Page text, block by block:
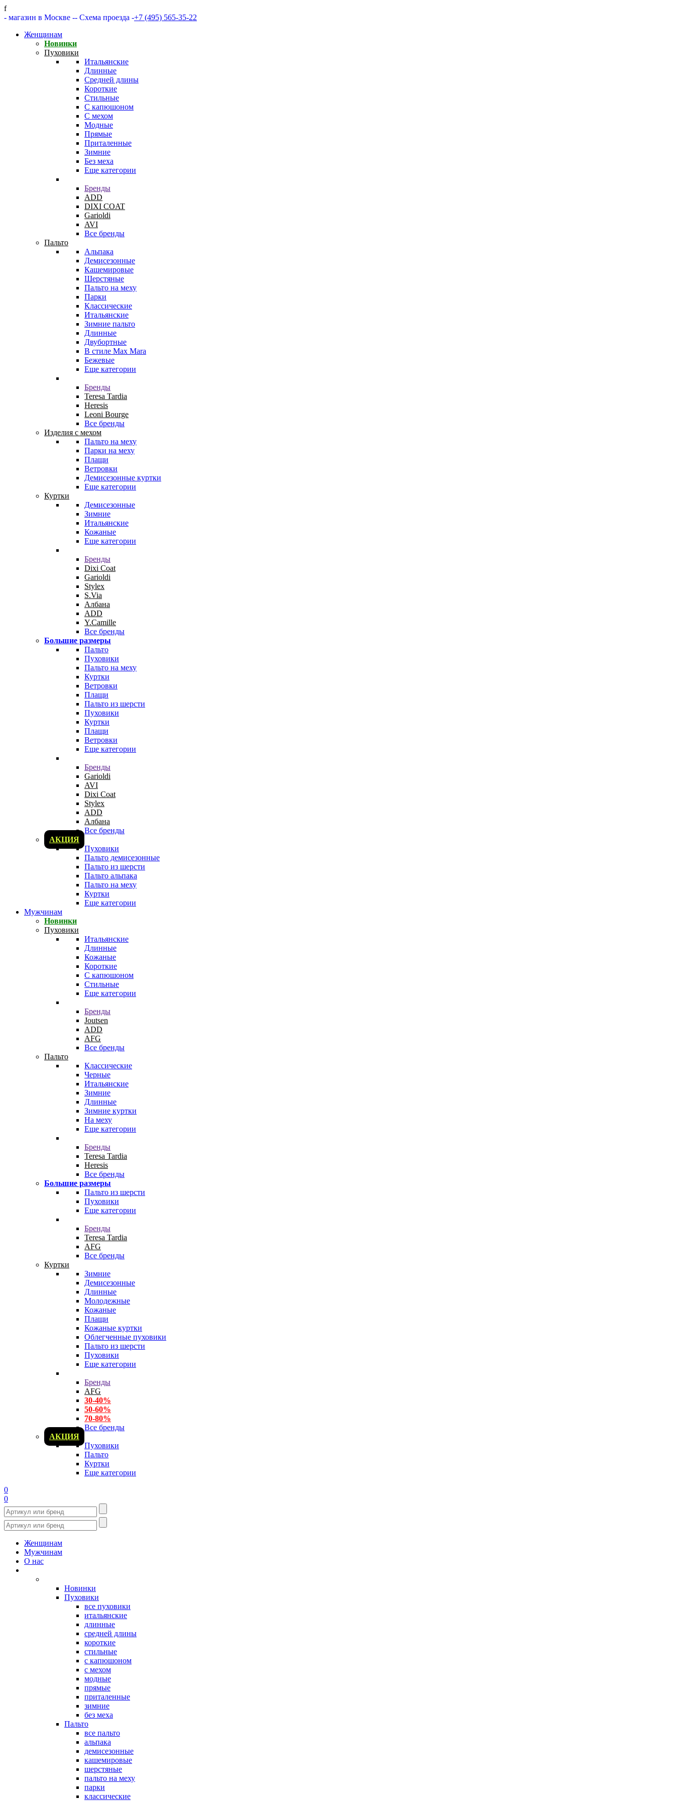
f
- магазин в Москве -- Схема проезда -+7 (495) 565-35-22
Женщинам
Новинки
Пуховики
Итальянские
Длинные
Средней длины
Короткие
Стильные
С капюшоном
С мехом
Модные
Прямые
Приталенные
Зимние
Без меха
Еще категории
Бренды
ADD
DIXI COAT
Garioldi
AVI
Все бренды
Пальто
Альпака
Демисезонные
Кашемировые
Шерстяные
Пальто на меху
Парки
Классические
Итальянские
Зимние пальто
Длинные
Двубортные
В стиле Max Mara
Бежевые
Еще категории
Бренды
Teresa Tardia
Heresis
Leoni Bourge
Все бренды
Изделия с мехом
Пальто на меху
Парки на меху
Плащи
Ветровки
Демисезонные куртки
Еще категории
Куртки
Демисезонные
Зимние
Итальянские
Кожаные
Еще категории
Бренды
Dixi Coat
Garioldi
Stylex
S.Via
Албана
ADD
Y.Camille
Все бренды
Большие размеры
Пальто
Пуховики
Пальто на меху
Куртки
Ветровки
Плащи
Пальто из шерсти
Пуховики
Куртки
Плащи
Ветровки
Еще категории
Бренды
Garioldi
AVI
Dixi Coat
Stylex
ADD
Албана
Все бренды
АКЦИЯ
Пуховики
Пальто демисезонные
Пальто из шерсти
Пальто альпака
Пальто на меху
Куртки
Еще категории
Мужчинам
Новинки
Пуховики
Итальянские
Длинные
Кожаные
Короткие
С капюшоном
Стильные
Еще категории
Бренды
Joutsen
ADD
AFG
Все бренды
Пальто
Классические
Черные
Итальянские
Зимние
Длинные
Зимние куртки
На меху
Еще категории
Бренды
Teresa Tardia
Heresis
Все бренды
Большие размеры
Пальто из шерсти
Пуховики
Еще категории
Бренды
Teresa Tardia
AFG
Все бренды
Куртки
Зимние
Демисезонные
Длинные
Молодежные
Кожаные
Плащи
Кожаные куртки
Облегченные пуховики
Пальто из шерсти
Пуховики
Еще категории
Бренды
AFG
30-40%
50-60%
70-80%
Все бренды
АКЦИЯ
Пуховики
Пальто
Куртки
Еще категории
0
0
Женщинам
Мужчинам
О нас
Новинки
Пуховики
все пуховики
итальянские
длинные
средней длины
короткие
стильные
с капюшоном
с мехом
модные
прямые
приталенные
зимние
без меха
Пальто
все пальто
альпака
демисезонные
кашемировые
шерстяные
пальто на меху
парки
классические